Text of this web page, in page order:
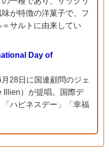
が特徴の洋菓子で、フ
サルトに由来してい
Day of
28日に国連顧問のジェ
Illien）が提唱。国際デ
ハピネスデー」「幸福